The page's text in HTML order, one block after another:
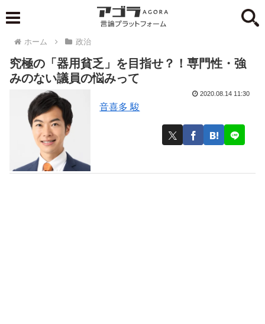
ホーム 政治
究極の「器用貧乏」を目指せ？！専門性・強
みのない議員の悩みって
音喜多 駿
2020.08.14 11:30